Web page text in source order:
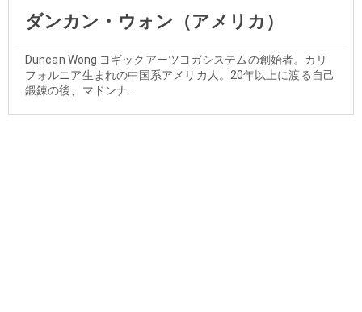
ダンカン・ウォン（アメリカ）
Duncan Wong ヨギックアーツヨガシステムの創始者。カリ
フォルニア生まれの中国系アメリカ人。20年以上に渡る自己
鍛錬の後、マドンナ...